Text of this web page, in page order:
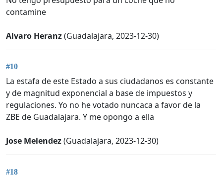
contamine
Alvaro Heranz(Guadalajara, 2023-12-30)
#10
La estafa de este Estado a sus ciudadanos es constante
y de magnitud exponencial a base de impuestos y
regulaciones. Yo no he votado nuncaca a favor de la
ZBE de Guadalajara. Y me opongo a ella
Jose Melendez(Guadalajara, 2023-12-30)
#18